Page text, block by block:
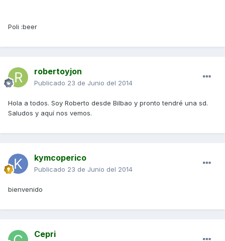
Poli :beer
robertoyjon
Publicado 23 de Junio del 2014
Hola a todos. Soy Roberto desde Bilbao y pronto tendré una sd.
Saludos y aquí nos vemos.
kymcoperico
Publicado 23 de Junio del 2014
bienvenido
Cepri